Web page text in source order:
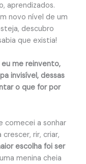
aprendizados.
novo nível de um
descubro
que existia!
me reinvento,
invisível, dessas
o que for por
comecei a sonhar
rir, criar,
escolha foi ser
menina cheia